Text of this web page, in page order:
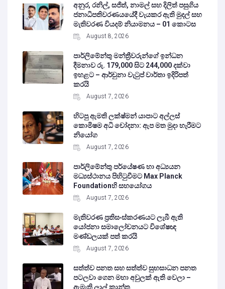
අනුර, රනිල්, සජිත්, නාමල් සහ දිලිත් පසුගිය
ජනාධිපතිවරණයයේදී වැයකර ඇති මුදල් සහ
මැතිවරණ වියදම් නියාමනය – 01 කොටස
August 8, 2026
පාර්ලිමේන්තු මන්ත්‍රීවරුන්ගේ ඉන්ධන
දීමනාව රු. 179,000 සිට 244,000 දක්වා
ඉහළට – ආර්චුනා වැටුප් වාර්තා ඉදිරිපත්
කරයි
August 7, 2026
හිටපු ඇමති ලක්ෂ්මන් යාපාට අල්ලස්
කොමිෂම අධි චෝදනා: ඇප මත මුදා හැරීමට
නියෝග
August 7, 2026
පාර්ලිමේන්තු පර්යේෂණ හා අධ්‍යයන
මධ්‍යස්ථානය පිහිටුවීමට Max Planck
Foundationහි සහයෝගය
August 7, 2026
මැතිවරණ ප්‍රතිසංස්කරණයට ලැබී ඇති
යෝජනා සමාලෝචනයට විශේෂඥ
මණ්ඩලයක් පත් කරයි
August 7, 2026
සත්ත්ව පනත සහ සත්ත්ව සුභසාධන පනත
පටලවා ගෙන මහා අවුලක් ඇති වෙලා –
ඇමැති ලාල් කාන්ත